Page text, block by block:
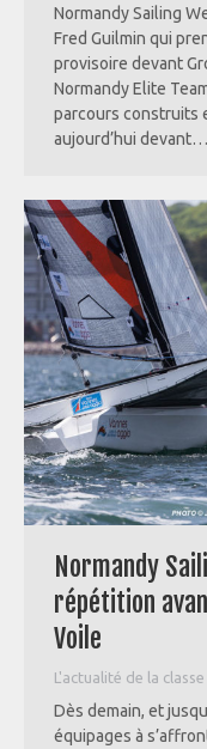
Normandy Sailing
Fred Guilmin qui
provisoire devant
Normandy Elite
parcours construits
aujourd’hui devant…
Normandy
répétition
Voile
L'actualité de la classe
Dès demain, et
équipages à